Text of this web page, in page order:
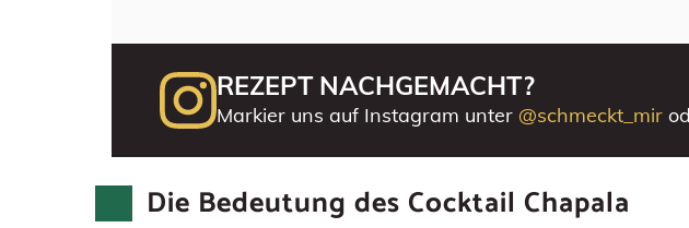
REZEPT NACHGEMACHT?
Markier uns auf Instagram unter @schmeckt_mir
Die Bedeutung des Cocktail Chapala